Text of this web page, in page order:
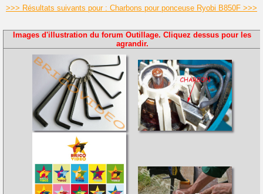
>>> Résultats suivants pour : Charbons pour ponceuse Ryobi B850F >>>
Images d'illustration du forum Outillage. Cliquez dessus pour les
agrandir.